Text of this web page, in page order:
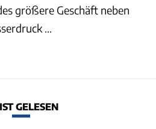
größere Geschäft neben
...
GELESEN